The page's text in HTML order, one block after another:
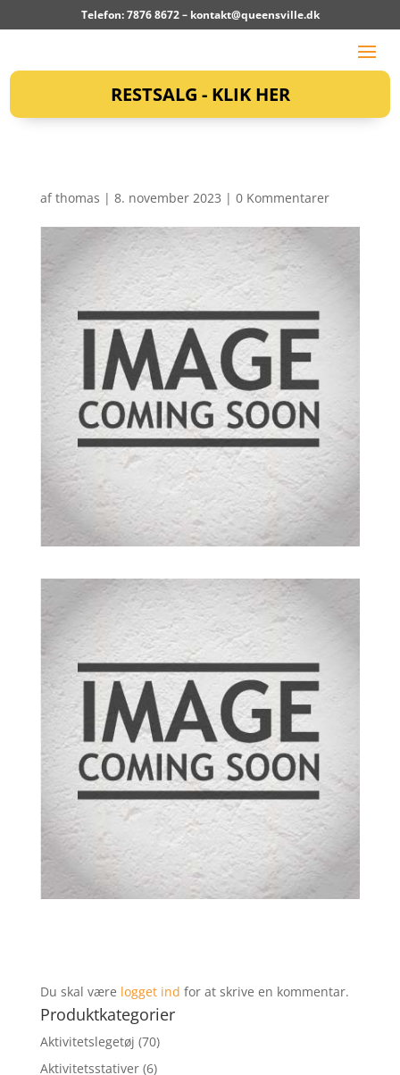
Telefon: 7876 8672 – kontakt@queensville.dk
RESTSALG - KLIK HER
afthomas | 8. november 2023 | 0 Kommentarer
Du skal være logget ind for at skrive en kommentar.
Produktkategorier
Aktivitetslegetøj (70)
Aktivitetsstativer (6)